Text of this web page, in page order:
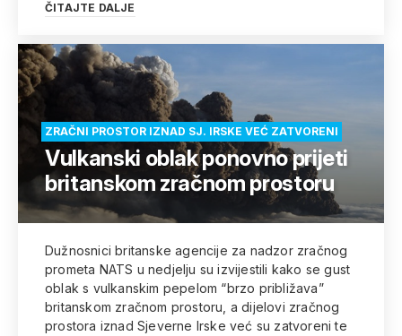
ČITAJTE DALJE
ZRAČNI PROSTOR IZNAD SJ. IRSKE VEĆ ZATVORENI
Vulkanski oblak ponovno prijeti
britanskom zračnom prostoru
Dužnosnici britanske agencije za nadzor zračnog
prometa NATS u nedjelju su izvijestili kako se gust
oblak s vulkanskim pepelom “brzo približava”
britanskom zračnom prostoru, a dijelovi zračnog
prostora iznad Sjeverne Irske već su zatvoreni te